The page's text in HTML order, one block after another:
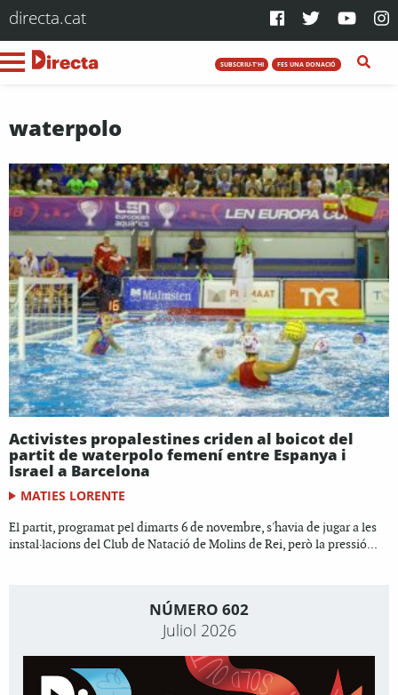
directa.cat
SUBSCRIU-T'HI FES UNA DONACIÓ
waterpolo
Activistes propalestines criden al boicot del
partit de waterpolo femení entre Espanya i
Israel a Barcelona
MATIES LORENTE
El partit, programat pel dimarts 6 de novembre, s'havia de jugar a les
instal·lacions del Club de Natació de Molins de Rei, però la pressió...
NÚMERO 602
Juliol 2026